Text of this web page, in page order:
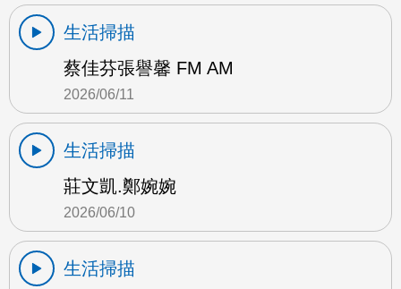
生活掃描
蔡佳芬張譽馨 FM AM
2026/06/11
生活掃描
莊文凱.鄭婉婉
2026/06/10
生活掃描